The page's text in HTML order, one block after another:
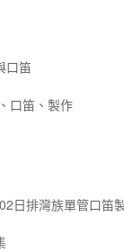
口笛
口笛、製作
日排灣族單管口笛